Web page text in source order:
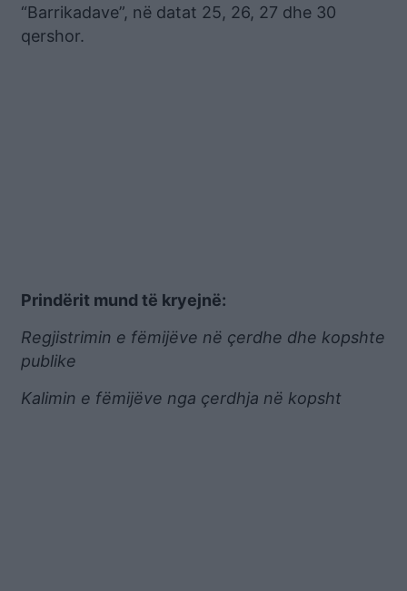
“Barrikadave”, në datat 25, 26, 27 dhe 30
qershor.
Prindërit mund të kryejnë:
Regjistrimin e fëmijëve në çerdhe dhe kopshte
publike
Kalimin e fëmijëve nga çerdhja në kopsht